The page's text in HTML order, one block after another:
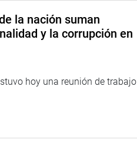
la nación suman
y la corrupción en
hoy una reunión de trabajo